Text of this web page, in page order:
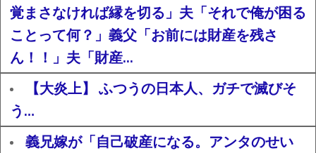
覚まさなければ縁を切る」夫「それで俺が困る
ことって何？」義父「お前には財産を残さ
ん！！」夫「財産...
【大炎上】 ふつうの日本人、ガチで滅びそ
う…
義兄嫁が「自己破産になる。アンタのせい